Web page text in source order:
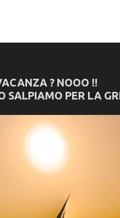
? NOOO !!
SALPIAMO PER LA